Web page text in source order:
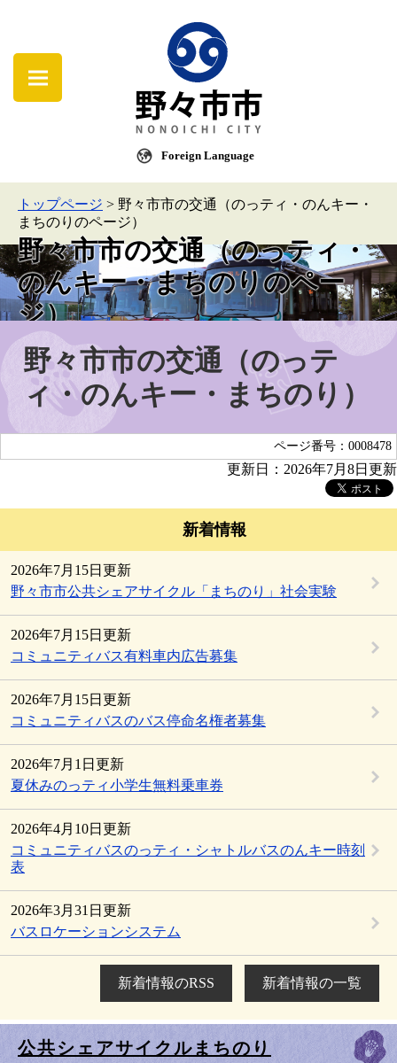
Foreign Language
トップページ > 野々市市の交通（のっティ・のんキー・
まちのりのページ）
野々市市の交通（のっティ・
のんキー・まちのりのペー
ジ）
野々市市の交通（のっテ
ィ・のんキー・まちのり）
ページ番号：0008478
更新日：2026年7月8日更新
新着情報
2026年7月15日更新
野々市市公共シェアサイクル「まちのり」社会実験
2026年7月15日更新
コミュニティバス有料車内広告募集
2026年7月15日更新
コミュニティバスのバス停命名権者募集
2026年7月1日更新
夏休みのっティ小学生無料乗車券
2026年4月10日更新
コミュニティバスのっティ・シャトルバスのんキー時刻
表
2026年3月31日更新
バスロケーションシステム
新着情報のRSS 新着情報の一覧
公共シェアサイクルまちのり